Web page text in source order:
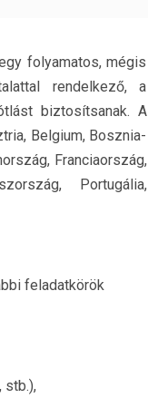
folyamatos, mégis
rendelkező, a
biztosítsanak. A
Belgium, Bosznia-
Franciaország,
Portugália,
feladatkörök
stb.),